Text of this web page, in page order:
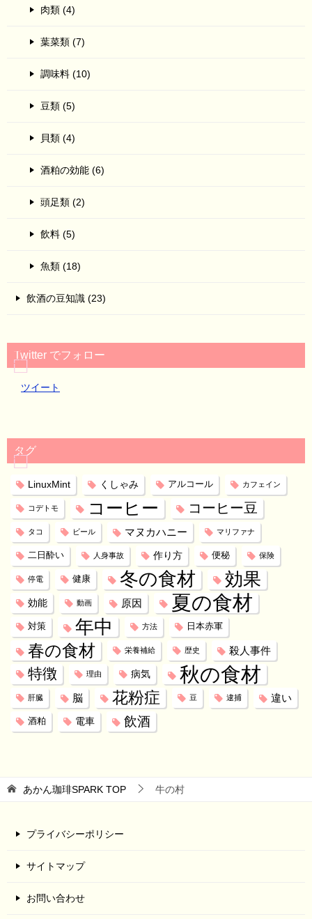
肉類 (4)
葉菜類 (7)
調味料 (10)
豆類 (5)
貝類 (4)
酒粕の効能 (6)
頭足類 (2)
飲料 (5)
魚類 (18)
飲酒の豆知識 (23)
Twitter でフォロー
ツイート
タグ
LinuxMint くしゃみ アルコール カフェイン
コデトモ コーヒー コーヒー豆
タコ ビール マヌカハニー マリファナ
二日酔い 人身事故 作り方 便秘 保険
停電 健康 冬の食材 効果
効能 動画 原因 夏の食材
対策 年中 方法 日本赤軍
春の食材 栄養補給 歴史 殺人事件
特徴 理由 病気 秋の食材
肝臓 脳 花粉症 豆 逮捕 違い
酒粕 電車 飲酒
あかん珈琲SPARK TOP 牛の村
プライバシーポリシー
サイトマップ
お問い合わせ